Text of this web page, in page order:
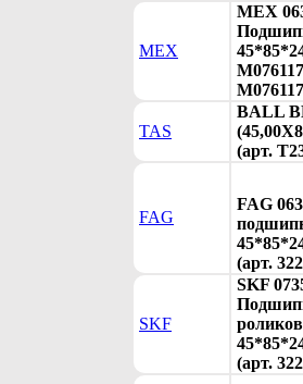
MEX
MEX
TAS
BALL
(арт.
FAG
FAG
(арт.
SKF
SKF
(арт.